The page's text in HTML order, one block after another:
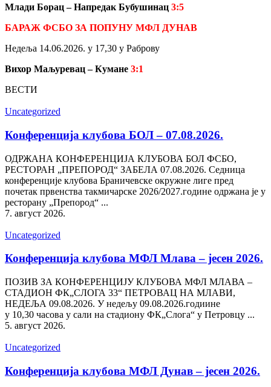
Млади Борац – Напредак Бубушинац 3:5
БАРАЖ ФСБО ЗА ПОПУНУ МФЛ ДУНАВ
Недеља 14.06.2026. у 17,30 у Раброву
Вихор Маљуревац – Кумане 3:1
ВЕСТИ
Uncategorized
Конференција клубова БОЛ – 07.08.2026.
ОДРЖАНА КОНФЕРЕНЦИЈА КЛУБОВА БОЛ ФСБО,
РЕСТОРАН „ПРЕПОРОД“ ЗАБЕЛА 07.08.2026. Седница
конференције клубова Браничевске окружне лиге пред
почетак првенства такмичарске 2026/2027.године одржана је у
ресторану „Препород“ ...
7. август 2026.
Uncategorized
Конференција клубова МФЛ Млава – јесен 2026.
ПОЗИВ ЗА КОНФЕРЕНЦИЈУ КЛУБОВА МФЛ МЛАВА –
СТАДИОН ФК„СЛОГА 33“ ПЕТРОВАЦ НА МЛАВИ,
НЕДЕЉА 09.08.2026. У недељу 09.08.2026.годиине
у 10,30 часова у сали на стадиону ФК„Слога“ у Петровцу ...
5. август 2026.
Uncategorized
Конференција клубова МФЛ Дунав – јесен 2026.